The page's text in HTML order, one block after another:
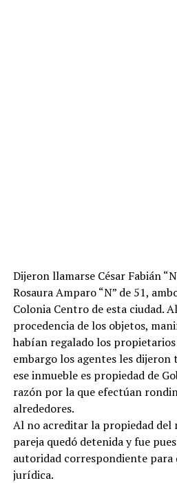
Dijeron llamarse César Fabián
Rosaura Amparo “N” de 51,
Colonia Centro de esta ciudad.
procedencia de los objetos,
habían regalado los
embargo los agentes les
ese inmueble es propiedad de
razón por la que efectúan
alrededores.
Al no acreditar la propiedad del
pareja quedó detenida y fue
autoridad correspondiente para
jurídica.